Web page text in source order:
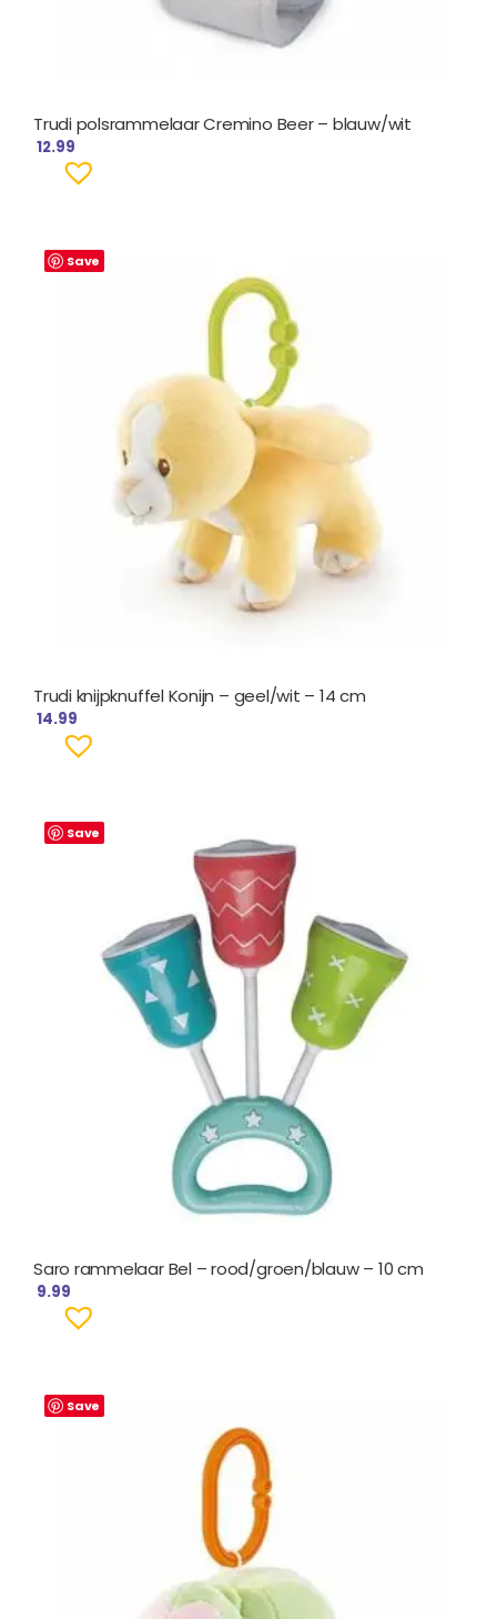
Trudi polsrammelaar Cremino Beer – blauw/wit
12.99
Save
Trudi knijpknuffel Konijn – geel/wit – 14 cm
14.99
Save
Saro rammelaar Bel – rood/groen/blauw – 10 cm
9.99
Save